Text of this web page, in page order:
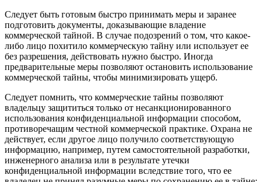
Следует быть готовым быстро принимать меры и заранее
подготовить документы, доказывающие владение
коммерческой тайной. В случае подозрений о том, что какое-
либо лицо похитило коммерческую тайну или использует ее
без разрешения, действовать нужно быстро. Иногда
предварительные меры позволяют остановить использование
коммерческой тайны, чтобы минимизировать ущерб.
Следует помнить, что коммерческие тайны позволяют
владельцу защититься только от несанкционированного
использования конфиденциальной информации способом,
противоречащим честной коммерческой практике. Охрана не
действует, если другое лицо получило соответствующую
информацию, например, путем самостоятельной разработки,
инженерного анализа или в результате утечки
конфиденциальной информации вследствие того, что ее